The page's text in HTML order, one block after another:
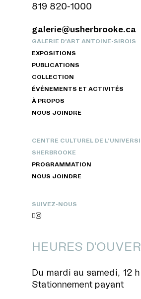
819 820-1000
galerie@usherbrooke.ca
GALERIE D’ART ANTOINE-SIROIS
EXPOSITIONS
PUBLICATIONS
COLLECTION
ÉVÉNEMENTS ET ACTIVITÉS
À PROPOS
NOUS JOINDRE
CENTRE CULTUREL DE
SHERBROOKE
PROGRAMMATION
NOUS JOINDRE
SUIVEZ-NOUS

HEURES
Du mardi au samedi, 12
Stationnement payant